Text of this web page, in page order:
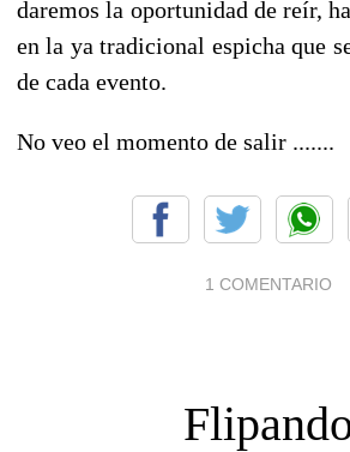
daremos la oportunidad de reír,
en la ya tradicional espicha que
de cada evento.
No veo el momento de salir .......
1 COMENTARIO